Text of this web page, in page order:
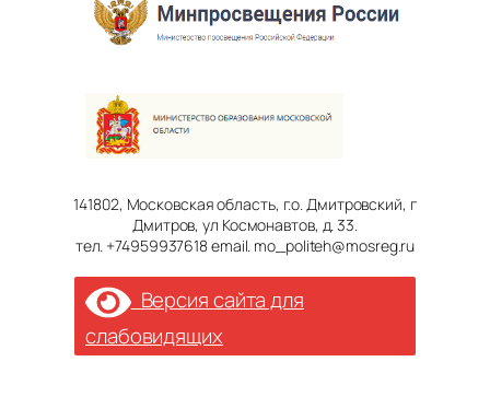
141802, Московская область, г.о. Дмитровский, г
Дмитров, ул Космонавтов, д. 33.
тел. +74959937618 email. mo_politeh@mosreg.ru
Версия сайта для
слабовидящих